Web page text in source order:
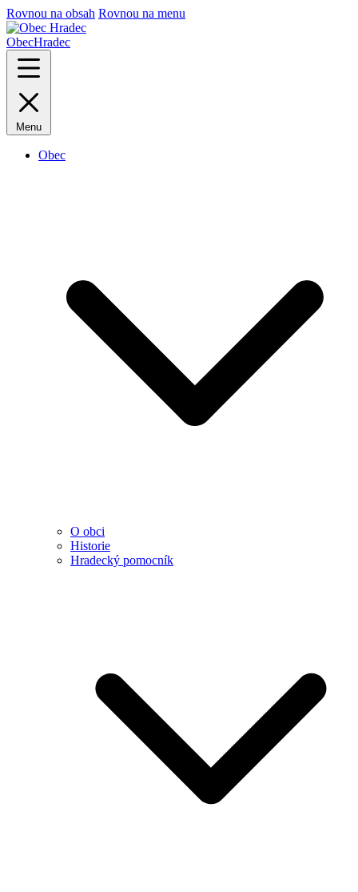
Rovnou na obsah Rovnou na menu
ObecHradec
Menu
Obec
O obci
Historie
Hradecký pomocník